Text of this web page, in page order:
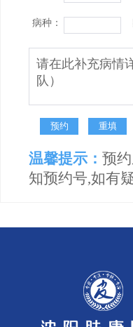
病种：
温馨提示： 预
知预约号,如有